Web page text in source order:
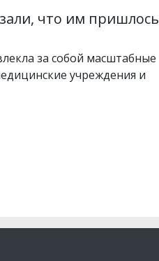
что им пришлось
за собой масштабные
учреждения и